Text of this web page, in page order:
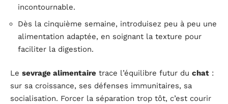
incontournable.
Dès la cinquième semaine, introduisez peu à peu une
alimentation adaptée, en soignant la texture pour
faciliter la digestion.
Le sevrage alimentaire trace l’équilibre futur du chat :
sur sa croissance, ses défenses immunitaires, sa
socialisation. Forcer la séparation trop tôt, c’est courir